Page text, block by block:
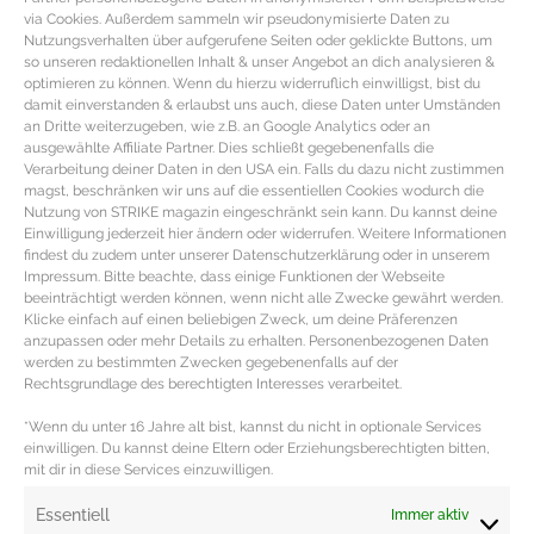
via Cookies. Außerdem sammeln wir pseudonymisierte Daten zu
Nutzungsverhalten über aufgerufene Seiten oder geklickte Buttons, um
so unseren redaktionellen Inhalt & unser Angebot an dich analysieren &
optimieren zu können. Wenn du hierzu widerruflich einwilligst, bist du
damit einverstanden & erlaubst uns auch, diese Daten unter Umständen
an Dritte weiterzugeben, wie z.B. an Google Analytics oder an
ausgewählte Affiliate Partner. Dies schließt gegebenenfalls die
Verarbeitung deiner Daten in den USA ein. Falls du dazu nicht zustimmen
magst, beschränken wir uns auf die essentiellen Cookies wodurch die
Nutzung von STRIKE magazin eingeschränkt sein kann. Du kannst deine
Einwilligung jederzeit hier ändern oder widerrufen. Weitere Informationen
findest du zudem unter unserer Datenschutzerklärung oder in unserem
Impressum. Bitte beachte, dass einige Funktionen der Webseite
beeinträchtigt werden können, wenn nicht alle Zwecke gewährt werden.
Klicke einfach auf einen beliebigen Zweck, um deine Präferenzen
anzupassen oder mehr Details zu erhalten. Personenbezogenen Daten
werden zu bestimmten Zwecken gegebenenfalls auf der
Rechtsgrundlage des berechtigten Interesses verarbeitet.
*Wenn du unter 16 Jahre alt bist, kannst du nicht in optionale Services
einwilligen. Du kannst deine Eltern oder Erziehungsberechtigten bitten,
mit dir in diese Services einzuwilligen.
Essentiell Immer aktiv
BlauerSlipper von Michael Korsaus Leder mit goldfarbenem Brokatmuster
in Ketten-Optik, mandelförmiger Schuhspitze und schmalem, goldfarbenen
Blockabsatz. (über Michael Kors | Leder | 495 €)
BordeauxroterTassel-Loafer von Zaramit Quasten-Dekor, mandelförmiger
Schuhspitze, Ziernaht auf der Vorderkappe und schmalem Blockabsatz. (von
Zara | Polyurethan | 20 €)
Sandfarbener
Tassel-Loafer von Paul Green aus perforiertem Wildleder,
silberfarbener Paspelierung, Quasten-Deko und abgerundeter Schuhspitze
sowie schmalem Blockabsatz in Holzschicht-Optik. (über Breuninger |
Nubukleder | 120€)
TaupefarbenerLoafer von Ballymit Querriegel und goldfarbener, dekorativer
Ringschnalle, Karrée Schuhspitze und dunklem, schmalen Blockabsatz in
Redaktion: Nina Ilnseher | Fotocredits: Breuninger, Lodenfrey, Massimo Dutti, Michael Kors, Uterque, Zara,